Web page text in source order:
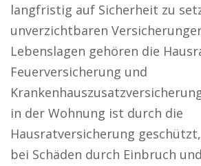
langfristig auf Sicherheit zu
unverzichtbaren
Lebenslagen gehören die
Feuerversicherung und
in der Wohnung ist durch die
Hausratversicherung
bei Schäden durch Einbruch